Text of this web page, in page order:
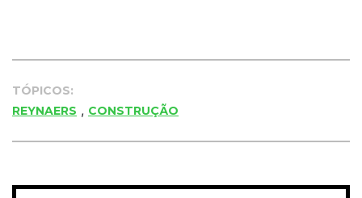
TÓPICOS:
REYNAERS , CONSTRUÇÃO